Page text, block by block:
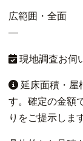
広範囲・全面
—
現地調査お伺
延床面積・屋
す。確定の金額
りをご提示しま